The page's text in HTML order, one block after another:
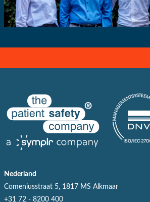
Nederland
Comeniusstraat 5, 1817 MS Alkmaar
+31 72 - 8200 400